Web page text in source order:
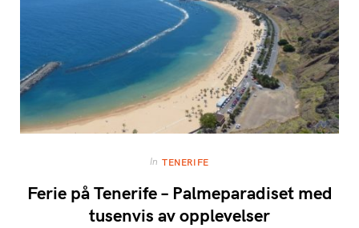
In TENERIFE
Ferie på Tenerife – Palmeparadiset med
tusenvis av opplevelser